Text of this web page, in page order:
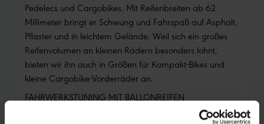
Pedelecs und Cargobikes. Mit Reifenbreiten ab 62
Millimeter bringt er Schwung und Fahrspaß auf Asphalt,
Pflaster und in leichtem Gelände. Weil sich ein großes
Reifenvolumen an kleinen Rädern besonders lohnt,
bieten wir ihn auch in Größen für Kompakt-Bikes und
kleine Cargobike-Vorderräder an.
FAHRWERKSTUNING MIT BALLONREIFEN
Ein E-Bike mit breiten Reifen fährt sich sicherer und